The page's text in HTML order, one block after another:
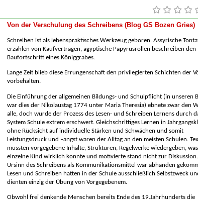
Von der Verschulung des Schreibens (Blog GS Bozen Gries)
Schreiben ist als lebenspraktisches Werkzeug geboren. Assyrische
erzählen von Kaufverträgen, ägyptische Papyrusrollen beschreiben den
Baufortschritt eines Königgrabes.
Lange Zeit blieb diese Errungenschaft den privilegierten Schichten der
vorbehalten.
Die Einführung der allgemeinen Bildungs- und Schulpflicht (in unseren
war dies der Nikolaustag 1774 unter Maria Theresia) ebnete zwar den
alle, doch wurde der Prozess des Lesen- und Schreiben Lernens durch
System Schule extrem erschwert. Gleichschrittiges Lernen in
ohne Rücksicht auf individuelle Stärken und Schwächen und somit
Leistungsdruck und –angst waren der Alltag an den meisten Schulen.
mussten vorgegebene Inhalte, Strukturen, Regelwerke wiedergeben,
einzelne Kind wirklich konnte und motivierte stand nicht zur
Ursinn des Schreibens als Kommunikationsmittel war abhanden
Lesen und Schreiben hatten in der Schule ausschließlich Selbstzweck
dienten einzig der Übung von Vorgegebenem.
Obwohl frei denkende Menschen bereits Ende des 19.Jahrhunderts die